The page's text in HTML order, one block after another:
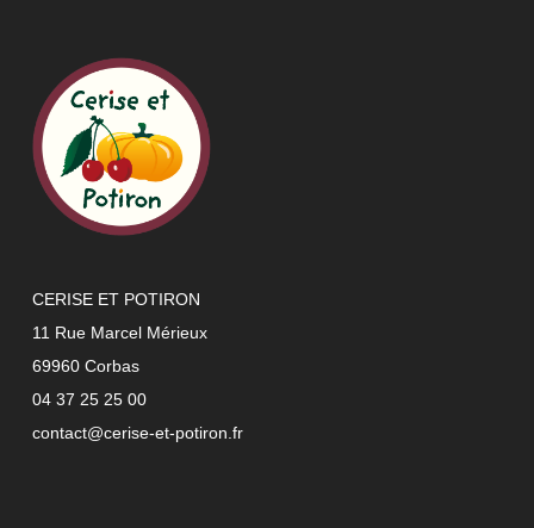
CERISE ET POTIRON
11 Rue Marcel Mérieux
69960 Corbas
04 37 25 25 00
contact@cerise-et-potiron.fr